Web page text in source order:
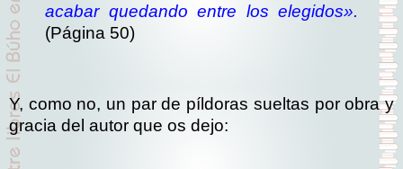
acabar quedando entre los elegidos».
(Página 50)
Y, como no, un par de píldoras sueltas por obra y
gracia del autor que os dejo: